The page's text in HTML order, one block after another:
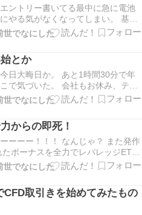
ントリー書いてる最中に急に電池
やる気がなくなってしまい。 基本
ぶやき、つぶやき切れない長文をた
なぐる程度にする。 なんてこと書
るから。 Xでフォローしている
世でなにした
とか
日大晦日か。 あと1時間30分で年
で気づいた。 会社もお休み、テレ
るとほんと時の流れがよく分かり
の辺は年をまたいでも変わりません
て、投資Blog界隈じゃあこの一年
世でなにした
からの即死！
ーーー！！！ なんじゃ？ また発作
ボーナスを全力でレバレッジETF
、その日のうちに追証ラインを超
しいですよ うむ！ 通常運転じゃ
して死んだのか。そのおぞまし
世でなにした
CFD取引きを始めてみたもの